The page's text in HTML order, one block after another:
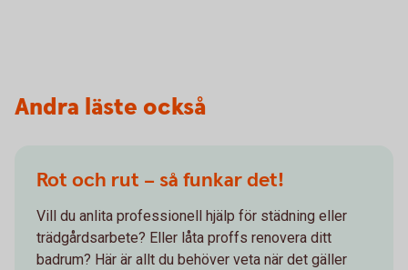
Andra läste också
Rot och rut – så funkar det!
Vill du anlita professionell hjälp för städning eller
trädgårdsarbete? Eller låta proffs renovera ditt
badrum? Här är allt du behöver veta när det gäller